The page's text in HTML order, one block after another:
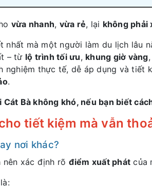
vừa nhanh, vừa rẻ, lại không phải
mà một người làm du lịch lâu
– từ lộ trình tối ưu, khung giờ vàng
nghiệm thực tế, dễ áp dụng và
.
Cát Bà không khó, nếu bạn biết
tiết kiệm mà vẫn
nơi khác?
nên xác định rõ điểm xuất phát của